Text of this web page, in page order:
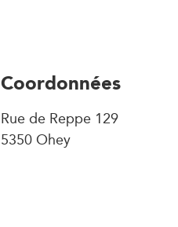
Coordonnées
Rue de Reppe 129
5350 Ohey